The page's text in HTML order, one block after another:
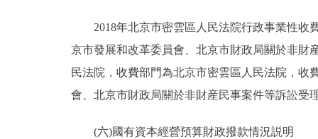
2018年北京市密雲區人民法院行政事業性收
京市發展和改革委員會、北京市財政局關於非財
民法院，收費部門為北京市密雲區人民法院，收
會、北京市財政局關於非財産民事案件等訴訟受
(六)國有資本經營預算財政撥款情況説明